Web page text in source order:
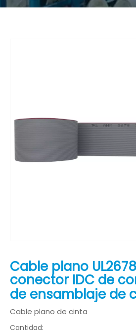
Cable plano
conector IDC de
de ensamblaje de
Cable plano de cinta
Cantidad: